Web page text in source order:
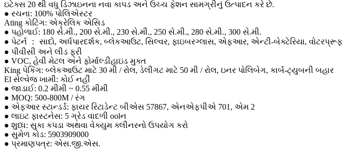
ઇટેક્સ 20 થી વધુ ડિઝાઇનના નવા કાપડ અને ઉચ્ચ ફેશન સામગ્રીનું ઉત્પાદન કરે છે.
● રચના: 100% પોલિએસ્ટર
Ating કોટિંગ: એક્રેલિક એસિડ
● પહોળાઈ: 180 સે.મી., 200 સે.મી., 230 સે.મી., 250 સે.મી., 280 સે.મી., 300 સે.મી.
● પેટર્ન ： સાદો, અર્ધપારદર્શક, બ્લેકઆઉટ, સિલ્વર, ફાઇબરગ્લાસ, એફઆર, એન્ટી-બેક્ટેરિયા, વોટરપ્રૂફ
● પીવીસી અને લીડ ફ્રી
● VOC, હેવી મેટલ અને ફોર્માલ્ડીહાઇડ મુક્ત
King પેકિંગ: બ્લેકઆઉટ માટે 30 મી / રોલ, ડેલીગટ માટે 50 મી / રોલ, ઇનર પોલિબેગ, કાર્બ-ટ્યુબની બહાર
El સેલ્વેજ ખામી: કોઈ નહીં
● જાડાઈ: 0.2 મીમી ~ 0.55 મીમી
● MOQ: 500-800M / રંગ
● એફઆર સ્ટાન્ડર્ડ: ફાયર રિટાડેન્ટ બીએસ 57867, એનએફપીએ 701, એમ 2
● લાઇટ ફાસ્ટનેસ: 5 ગ્રેડ વાદળી oolન
● શુધ્ધ: સુકા કપડા અથવા વેક્યુમ ક્લીનરનો ઉપયોગ કરો
● સુમેળ કોડ: 5903909000
● પ્રમાણપત્ર: એસ.જી.એસ.